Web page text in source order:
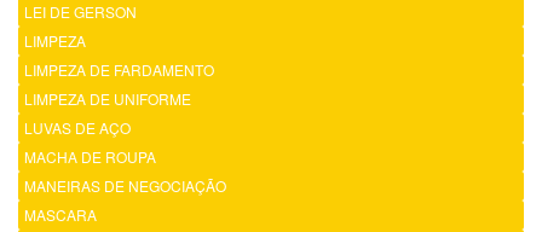
LEI DE GERSON
LIMPEZA
LIMPEZA DE FARDAMENTO
LIMPEZA DE UNIFORME
LUVAS DE AÇO
MACHA DE ROUPA
MANEIRAS DE NEGOCIAÇÃO
MASCARA